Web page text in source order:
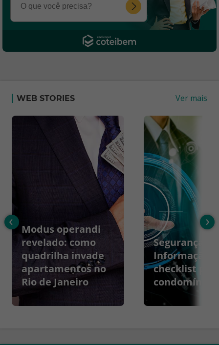
WEB STORIES Ver mais
Modus operandi
revelado: como
quadrilha invade
apartamentos no
Rio de Janeiro
Segurança da
Informação:
checklist
condomínios
‹ ›